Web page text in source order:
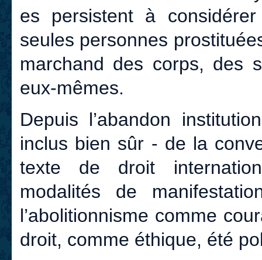
es persistent à
seules personnes
marchand des corps, des
eux-mêmes.
Depuis l’abandon
inclus bien sûr - de la
texte de droit
modalités de
l’abolitionnisme comme
droit, comme éthique, été